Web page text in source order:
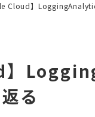
Cloud】
】
る